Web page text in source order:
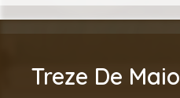
Treze De Maio